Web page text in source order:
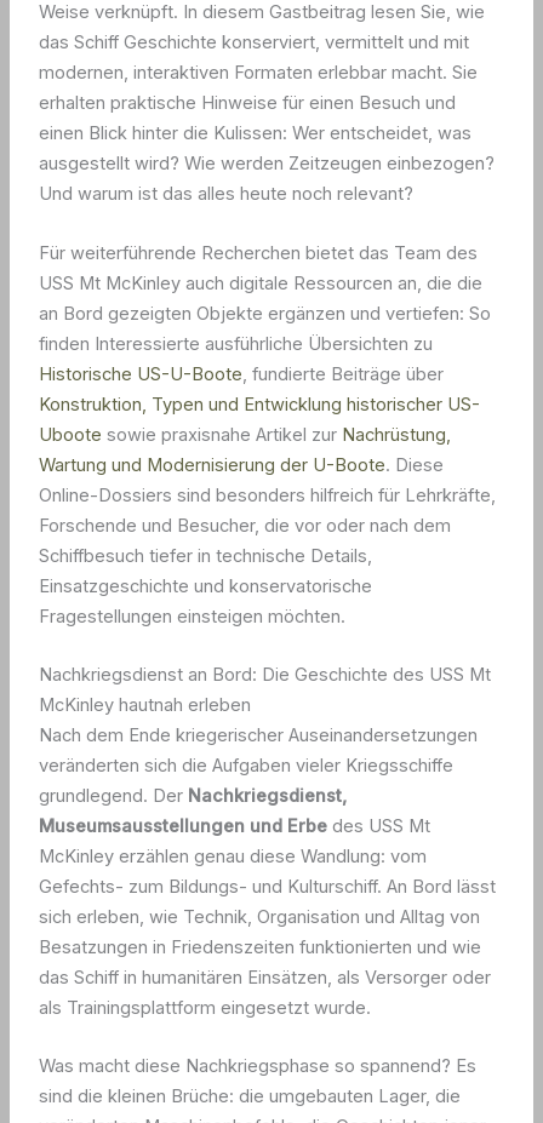
Weise verknüpft. In diesem Gastbeitrag lesen Sie, wie
das Schiff Geschichte konserviert, vermittelt und mit
modernen, interaktiven Formaten erlebbar macht. Sie
erhalten praktische Hinweise für einen Besuch und
einen Blick hinter die Kulissen: Wer entscheidet, was
ausgestellt wird? Wie werden Zeitzeugen einbezogen?
Und warum ist das alles heute noch relevant?
Für weiterführende Recherchen bietet das Team des
USS Mt McKinley auch digitale Ressourcen an, die die
an Bord gezeigten Objekte ergänzen und vertiefen: So
finden Interessierte ausführliche Übersichten zu
Historische US-U-Boote, fundierte Beiträge über
Konstruktion, Typen und Entwicklung historischer US-
Uboote sowie praxisnahe Artikel zur Nachrüstung,
Wartung und Modernisierung der U-Boote. Diese
Online-Dossiers sind besonders hilfreich für Lehrkräfte,
Forschende und Besucher, die vor oder nach dem
Schiffbesuch tiefer in technische Details,
Einsatzgeschichte und konservatorische
Fragestellungen einsteigen möchten.
Nachkriegsdienst an Bord: Die Geschichte des USS Mt
McKinley hautnah erleben
Nach dem Ende kriegerischer Auseinandersetzungen
veränderten sich die Aufgaben vieler Kriegsschiffe
grundlegend. Der Nachkriegsdienst,
Museumsausstellungen und Erbedes USS Mt
McKinley erzählen genau diese Wandlung: vom
Gefechts- zum Bildungs- und Kulturschiff. An Bord lässt
sich erleben, wie Technik, Organisation und Alltag von
Besatzungen in Friedenszeiten funktionierten und wie
das Schiff in humanitären Einsätzen, als Versorger oder
als Trainingsplattform eingesetzt wurde.
Was macht diese Nachkriegsphase so spannend? Es
sind die kleinen Brüche: die umgebauten Lager, die